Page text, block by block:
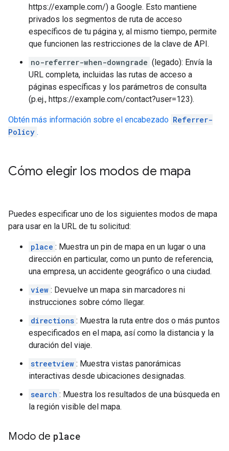
https://example.com/) a Google. Esto mantiene
privados los segmentos de ruta de acceso
específicos de tu página y, al mismo tiempo, permite
que funcionen las restricciones de la clave de API.
no-referrer-when-downgrade (legado): Envía la
URL completa, incluidas las rutas de acceso a
páginas específicas y los parámetros de consulta
(p.ej., https://example.com/contact?user=123).
Obtén más información sobre el encabezado Referrer-
Policy .
Cómo elegir los modos de mapa
Puedes especificar uno de los siguientes modos de mapa
para usar en la URL de tu solicitud:
place : Muestra un pin de mapa en un lugar o una
dirección en particular, como un punto de referencia,
una empresa, un accidente geográfico o una ciudad.
view : Devuelve un mapa sin marcadores ni
instrucciones sobre cómo llegar.
directions : Muestra la ruta entre dos o más puntos
especificados en el mapa, así como la distancia y la
duración del viaje.
streetview : Muestra vistas panorámicas
interactivas desde ubicaciones designadas.
search : Muestra los resultados de una búsqueda en
la región visible del mapa.
Modo de place